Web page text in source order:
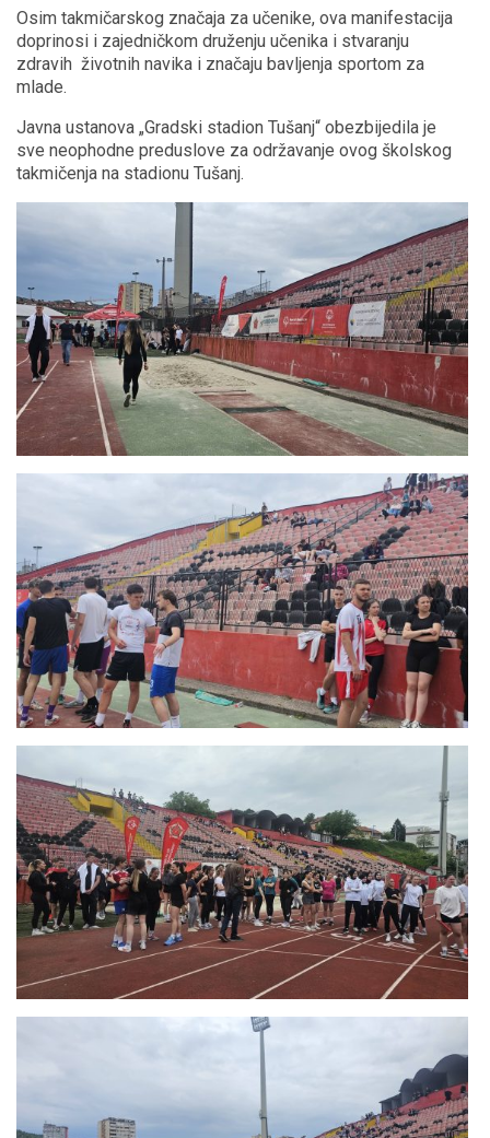
Osim takmičarskog značaja za učenike, ova manifestacija
doprinosi i zajedničkom druženju učenika i stvaranju
zdravih životnih navika i značaju bavljenja sportom za
mlade.
Javna ustanova „Gradski stadion Tušanj“ obezbijedila je
sve neophodne preduslove za održavanje ovog školskog
takmičenja na stadionu Tušanj.